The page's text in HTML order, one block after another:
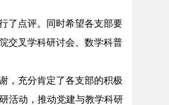
了点评。同时希望各支部要
交叉学科研讨会、数学科普
，充分肯定了各支部的积极
活动，推动党建与教学科研